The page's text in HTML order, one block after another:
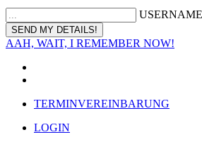
AAH, WAIT, I REMEMBER NOW!
TERMINVEREINBARUNG
LOGIN